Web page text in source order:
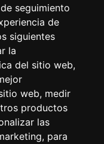
seguimiento
de
siguientes
la
del sitio web,
web, medir
productos
las
, para